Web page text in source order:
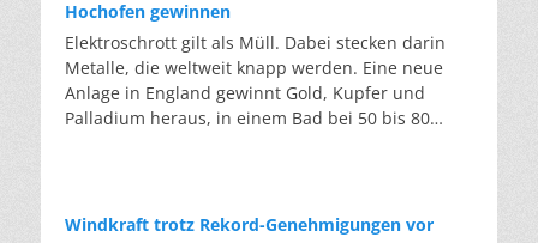
Hochofen gewinnen
Elektroschrott gilt als Müll. Dabei stecken darin
Metalle, die weltweit knapp werden. Eine neue
Anlage in England gewinnt Gold, Kupfer und
Palladium heraus, in einem Bad bei 50 bis 80
tausend Grad ein. Energieintensiv und nur im
Windkraft trotz Rekord-Genehmigungen vor